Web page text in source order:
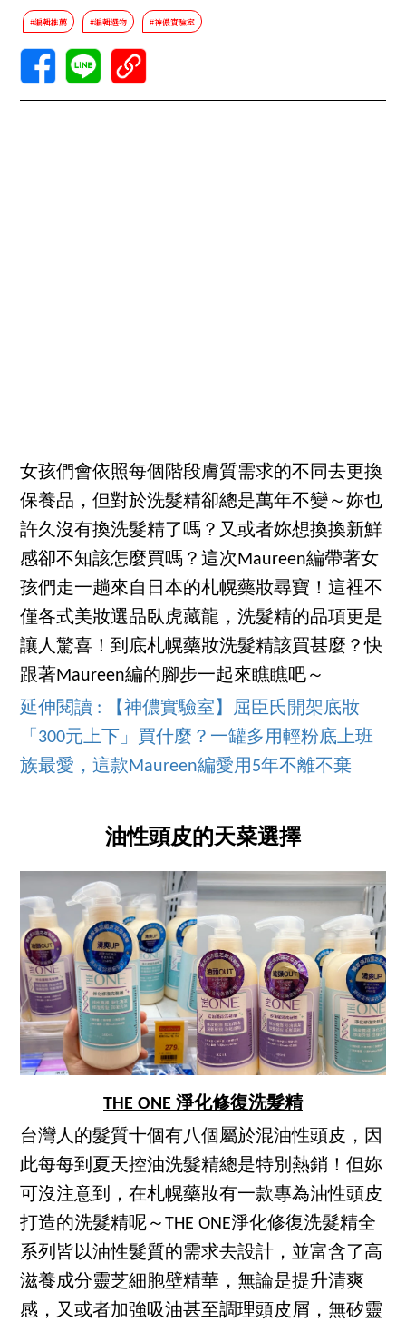
#編輯推薦 #編輯選物 #神儂實驗室
女孩們會依照每個階段膚質需求的不同去更換
保養品，但對於洗髮精卻總是萬年不變～妳也
許久沒有換洗髮精了嗎？又或者妳想換換新鮮
感卻不知該怎麼買嗎？這次Maureen編帶著女
孩們走一趟來自日本的札幌藥妝尋寶！這裡不
僅各式美妝選品臥虎藏龍，洗髮精的品項更是
讓人驚喜！到底札幌藥妝洗髮精該買甚麼？快
跟著Maureen編的腳步一起來瞧瞧吧～
延伸閱讀 : 【神儂實驗室】屈臣氏開架底妝
「300元上下」買什麼？一罐多用輕粉底上班
族最愛，這款Maureen編愛用5年不離不棄
油性頭皮的天菜選擇
THE ONE 淨化修復洗髮精
台灣人的髮質十個有八個屬於混油性頭皮，因
此每每到夏天控油洗髮精總是特別熱銷！但妳
可沒注意到，在札幌藥妝有一款專為油性頭皮
打造的洗髮精呢～THE ONE淨化修復洗髮精全
系列皆以油性髮質的需求去設計，並富含了高
滋養成分靈芝細胞壁精華，無論是提升清爽
感，又或者加強吸油甚至調理頭皮屑，無矽靈